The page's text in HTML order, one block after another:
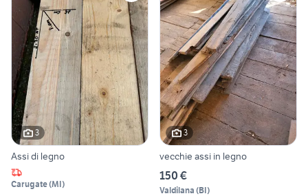
3
Assi di legno
Carugate(MI)
3
vecchie assi in legno
150 €
Valdilana (BI)